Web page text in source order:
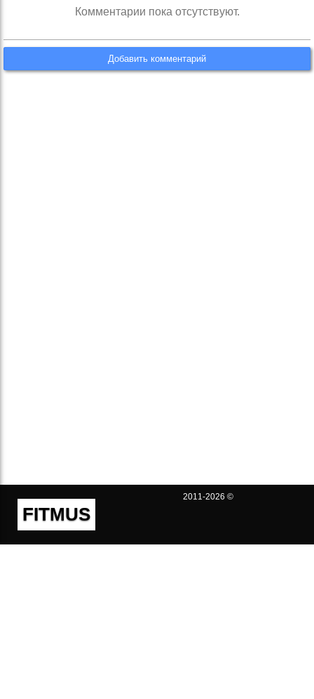
Комментарии пока отсутствуют.
Добавить комментарий
FITMUS
2011-2026 ©